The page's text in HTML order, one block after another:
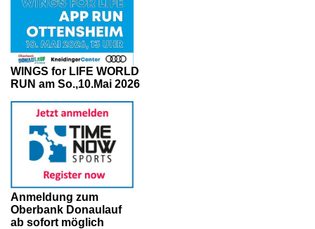
WINGS for LIFE WORLD
RUN am So.,10.Mai 2026
Anmeldung zum
Oberbank Donaulauf
ab sofort möglich